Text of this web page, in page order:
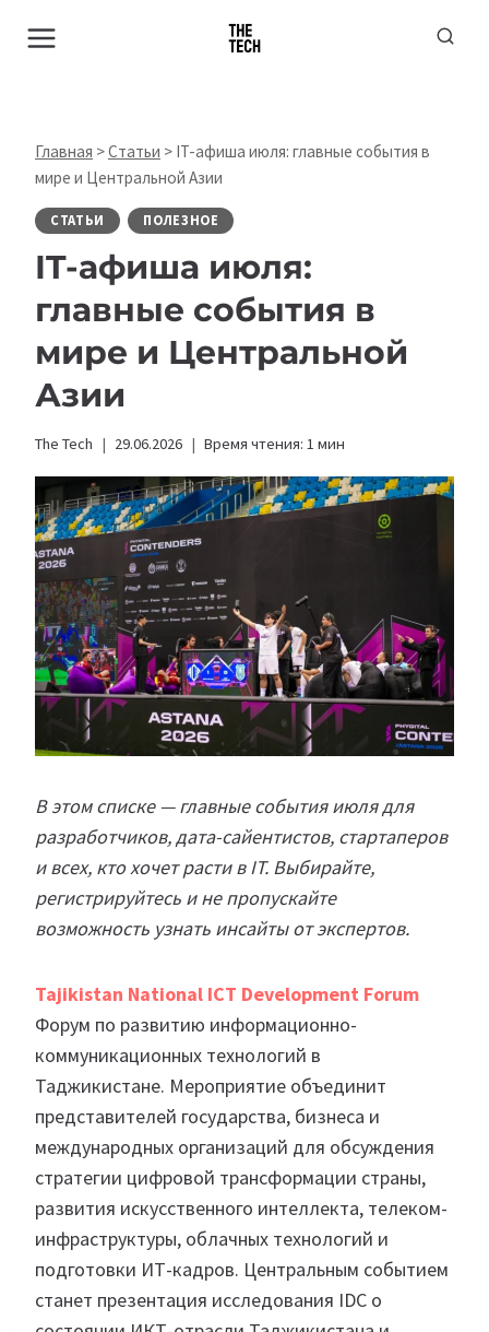
Главная >Статьи > IT-афиша июля: главные события в
мире и Центральной Азии
СТАТЬИ ПОЛЕЗНОЕ
IT-афиша июля:
главные события в
мире и Центральной
Азии
The Tech 29.06.2026 Время чтения: 1 мин
В этом списке — главные события июля для
разработчиков, дата-сайентистов, стартаперов
и всех, кто хочет расти в IT. Выбирайте,
регистрируйтесь и не пропускайте
возможность узнать инсайты от экспертов.
Tajikistan National ICT Development Forum
Форум по развитию информационно-
коммуникационных технологий в
Таджикистане. Мероприятие объединит
представителей государства, бизнеса и
международных организаций для обсуждения
стратегии цифровой трансформации страны,
развития искусственного интеллекта, телеком-
инфраструктуры, облачных технологий и
подготовки ИТ-кадров. Центральным событием
станет презентация исследования IDC о